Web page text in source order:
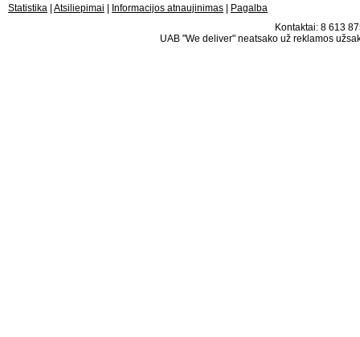
Statistika Atsiliepimai Informacijos atnaujinimas
Pagalba
Kontaktai: 8 613
UAB "We deliver" neatsako už reklamos